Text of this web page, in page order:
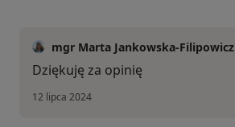
mgr Marta Jankowska-Filipowicz
Dziękuję za opinię
12 lipca 2024